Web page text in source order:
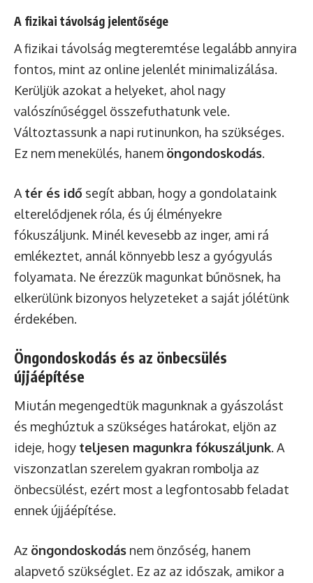
A fizikai távolság jelentősége
A fizikai távolság megteremtése legalább annyira
fontos, mint az online jelenlét minimalizálása.
Kerüljük azokat a helyeket, ahol nagy
valószínűséggel összefuthatunk vele.
Változtassunk a napi rutinunkon, ha szükséges.
Ez nem menekülés, hanem öngondoskodás.
A tér és idő segít abban, hogy a gondolataink
elterelődjenek róla, és új élményekre
fókuszáljunk. Minél kevesebb az inger, ami rá
emlékeztet, annál könnyebb lesz a gyógyulás
folyamata. Ne érezzük magunkat bűnösnek, ha
elkerülünk bizonyos helyzeteket a saját jólétünk
érdekében.
Öngondoskodás és az önbecsülés
újjáépítése
Miután megengedtük magunknak a gyászolást
és meghúztuk a szükséges határokat, eljön az
ideje, hogy teljesen magunkra fókuszáljunk. A
viszonzatlan szerelem gyakran rombolja az
önbecsülést, ezért most a legfontosabb feladat
ennek újjáépítése.
Az öngondoskodás nem önzőség, hanem
alapvető szükséglet. Ez az az időszak, amikor a